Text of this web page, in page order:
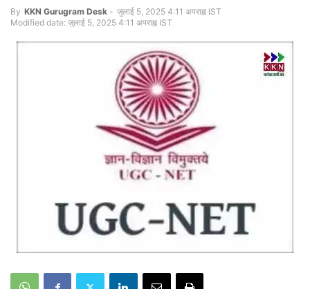
By KKN Gurugram Desk - जुलाई 5, 2025 4:11 अपराह्न IST
Modified date: जुलाई 5, 2025 4:11 अपराह्न IST